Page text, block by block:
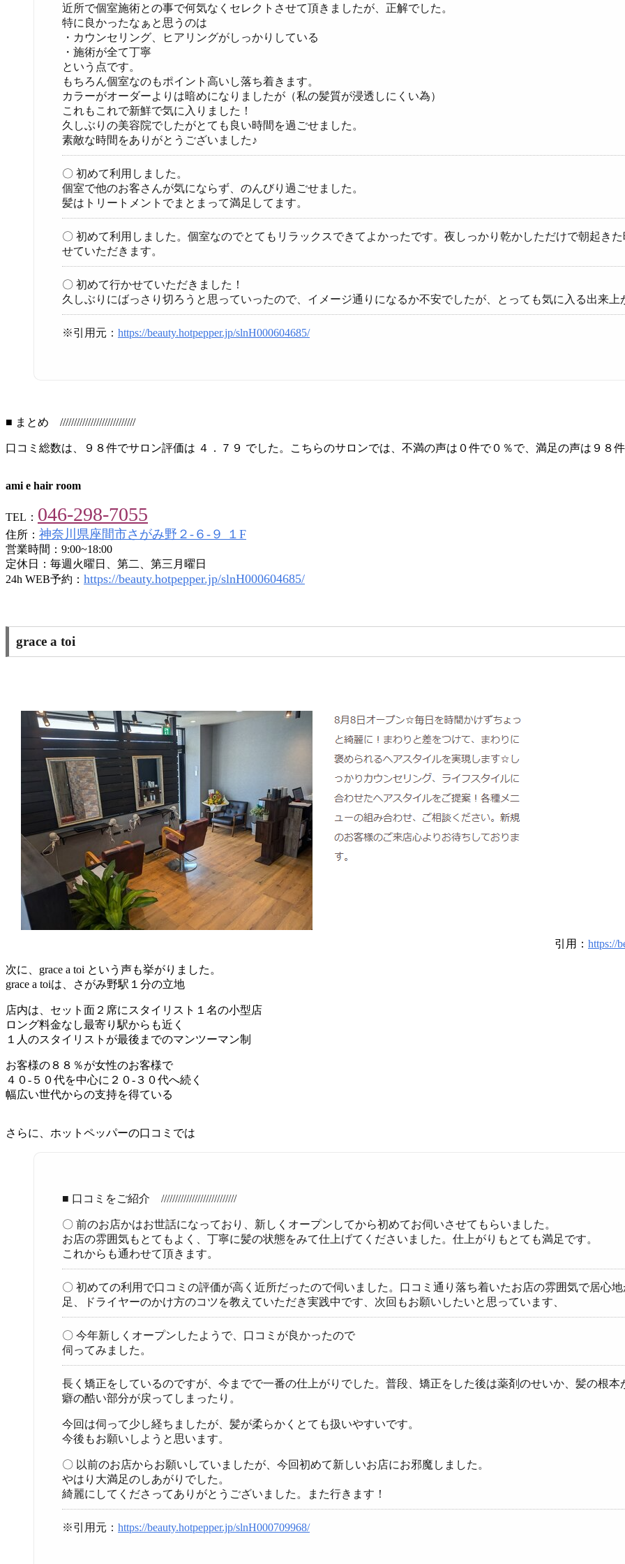
近所で個室施術との事で何気なくセレクトさせて頂きましたが、正解でした。
特に良かったなぁと思うのは
・カウンセリング、ヒアリングがしっかりしている
・施術が全て丁寧
という点です。
もちろん個室なのもポイント高いし落ち着きます。
カラーがオーダーよりは暗めになりましたが（私の髪質が浸透しにくい為）
これもこれで新鮮で気に入りました！
久しぶりの美容院でしたがとても良い時間を過ごせました。
素敵な時間をありがとうございました♪
〇 初めて利用しました。
個室で他のお客さんが気にならず、のんびり過ごせました。
髪はトリートメントでまとまって満足してます。
〇 初めて利用しました。個室なのでとてもリラックスできてよかったです。夜しっかり乾かしただけで朝起き
せていただきます。
〇 初めて行かせていただきました！
久しぶりにばっさり切ろうと思っていったので、イメージ通りになるか不安でしたが、とっても気に入る出来上
※引用元： https://beauty.hotpepper.jp/slnH000604685/
■ まとめ ///////////////////////////
口コミ総数は、９８件でサロン評価は ４．７９ でした。こちらのサロンでは、不満の声は０件で０％で、満足の声は９８件
ami e hair room
TEL： 046-298-7055
住所： 神奈川県座間市さがみ野２-６-９ １F
営業時間：9:00~18:00
定休日：毎週火曜日、第二、第三月曜日
24h WEB予約： https://beauty.hotpepper.jp/slnH000604685/
grace a toi
引用： https://
次に、grace a toi という声も挙がりました。
grace a toiは、さがみ野駅１分の立地
店内は、セット面２席にスタイリスト１名の小型店
ロング料金なし最寄り駅からも近く
１人のスタイリストが最後までのマンツーマン制
お客様の８８％が女性のお客様で
４０-５０代を中心に２０-３０代へ続く
幅広い世代からの支持を得ている
さらに、ホットペッパーの口コミでは
■ 口コミをご紹介 ///////////////////////////
〇 前のお店かはお世話になっており、新しくオープンしてから初めてお伺いさせてもらいました。
お店の雰囲気もとてもよく、丁寧に髪の状態をみて仕上げてくださいました。仕上がりもとても満足です。
これからも通わせて頂きます。
〇 初めての利用で口コミの評価が高く近所だったので伺いました。口コミ通り落ち着いたお店の雰囲気で居心
足、ドライヤーのかけ方のコツを教えていただき実践中です、次回もお願いしたいと思っています、
〇 今年新しくオープンしたようで、口コミが良かったので
伺ってみました。
長く矯正をしているのですが、今までで一番の仕上がりでした。普段、矯正をした後は薬剤のせいか、髪の根
癖の酷い部分が戻ってしまったり。
今回は伺って少し経ちましたが、髪が柔らかくとても扱いやすいです。
今後もお願いしようと思います。
〇 以前のお店からお願いしていましたが、今回初めて新しいお店にお邪魔しました。
やはり大満足のしあがりでした。
綺麗にしてくださってありがとうございました。また行きます！
※引用元： https://beauty.hotpepper.jp/slnH000709968/